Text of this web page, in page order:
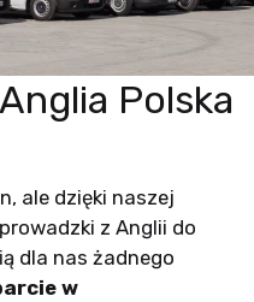
Polska
ale dzięki naszej
z Anglii do
dla nas żadnego
w